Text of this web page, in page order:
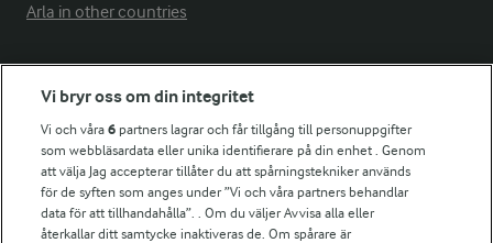
Arla in other countries
Fler Arlasajter
För ägare
Arlas kundportal
Arla.com
Falbygdens Ost
Vi bryr oss om din integritet
Vi och våra6 partners lagrar och får tillgång till personuppgifter
som webbläsardata eller unika identifierare på din enhet . Genom
att välja Jag accepterar tillåter du att spårningstekniker används
för de syften som anges under ”Vi och våra partners behandlar
data för att tillhandahålla”. . Om du väljer Avvisa alla eller
återkallar ditt samtycke inaktiveras de. Om spårare är